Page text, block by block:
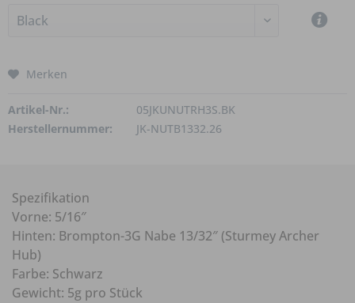
Merken
Artikel-Nr.:
05JKUNUTRH3S.BK
Herstellernummer:
JK-NUTB1332.26
Spezifikation
Vorne: 5/16″
Hinten: Brompton-3G Nabe 13/32″ (Sturmey Archer
Hub)
Farbe: Schwarz
Gewicht: 5g pro Stück